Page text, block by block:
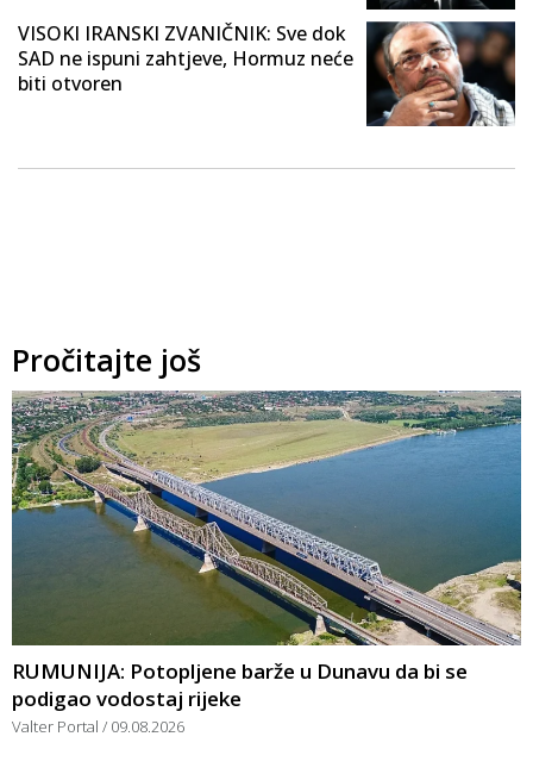
VISOKI IRANSKI ZVANIČNIK: Sve dok
SAD ne ispuni zahtjeve, Hormuz neće
biti otvoren
Pročitajte još
RUMUNIJA: Potopljene barže u Dunavu da bi se
podigao vodostaj rijeke
Valter Portal 09.08.2026